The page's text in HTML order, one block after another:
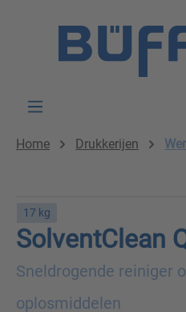
Home Drukkerijen
17 kg
SolventClean
Sneldrogende reiniger
oplosmiddelen